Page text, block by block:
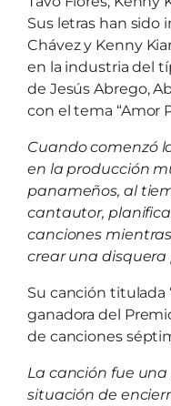
Sus letras han sido
Chávez y Kenny
en la industria del
de Jesús Abrego,
con el tema “Amor
Cuando comenzó
en la producción
panameños, al
cantautor,
canciones
crear una
Su canción titulada
ganadora del
de canciones
La canción fue
situación de